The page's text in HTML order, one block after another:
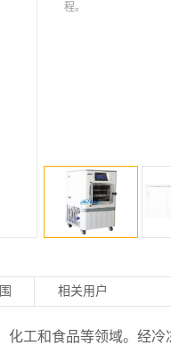
程。
相关用户
工和食品等领域。经冷